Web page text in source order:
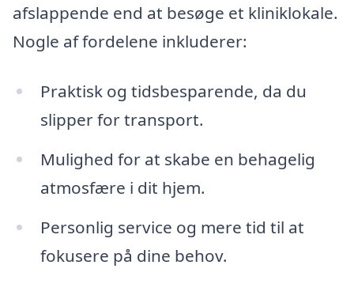
afslappende end at besøge et kliniklokale.
Nogle af fordelene inkluderer:
Praktisk og tidsbesparende, da du
slipper for transport.
Mulighed for at skabe en behagelig
atmosfære i dit hjem.
Personlig service og mere tid til at
fokusere på dine behov.